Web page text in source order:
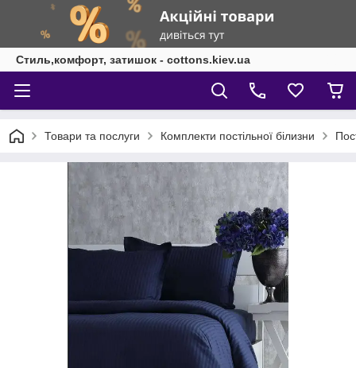
Стиль,комфорт, затишок - cottons.kiev.ua
Товари та послуги Комплекти постільної білизни